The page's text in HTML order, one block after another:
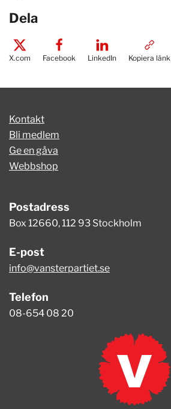
Dela
X.com Facebook LinkedIn Kopiera länk
Kontakt
Bli medlem
Ge en gåva
Webbshop
Postadress
Box 12660, 112 93 Stockholm
E-post
info@vansterpartiet.se
Telefon
08-654 08 20